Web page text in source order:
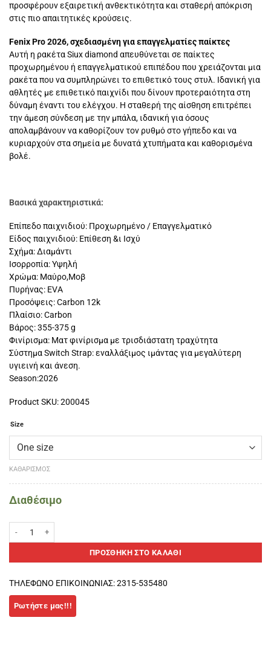
προσφέρουν εξαιρετική ανθεκτικότητα και σταθερή απόκριση
στις πιο απαιτητικές κρούσεις.
Fenix ​​Pro 2026, σχεδιασμένη για επαγγελματίες παίκτες
Αυτή η ρακέτα Siux diamond απευθύνεται σε παίκτες
προχωρημένου ή επαγγελματικού επιπέδου που χρειάζονται μια
ρακέτα που να συμπληρώνει το επιθετικό τους στυλ. Ιδανική για
αθλητές με επιθετικό παιχνίδι που δίνουν προτεραιότητα στη
δύναμη έναντι του ελέγχου. Η σταθερή της αίσθηση επιτρέπει
την άμεση σύνδεση με την μπάλα, ιδανική για όσους
απολαμβάνουν να καθορίζουν τον ρυθμό στο γήπεδο και να
κυριαρχούν στα σημεία με δυνατά χτυπήματα και καθορισμένα
βολέ.
Βασικά χαρακτηριστικά:
Επίπεδο παιχνιδιού: Προχωρημένο / Επαγγελματικό
Είδος παιχνιδιού: Επίθεση &ι Ισχύ
Σχήμα: Διαμάντι
Ισορροπία: Υψηλή
Χρώμα: Μαύρο,Μοβ
Πυρήνας: EVA
Προσόψεις: Carbon 12k
Πλαίσιο: Carbon
Βάρος: 355-375 g
Φινίρισμα: Ματ φινίρισμα με τρισδιάστατη τραχύτητα
Σύστημα Switch Strap: εναλλάξιμος ιμάντας για μεγαλύτερη
υγιεινή και άνεση.
Season:2026
Product SKU: 200045
Size
ΚΑΘΑΡΙΣΜΌΣ
Διαθέσιμο
ΠΡΟΣΘΉΚΗ ΣΤΟ ΚΑΛΆΘΙ
ΤΗΛΕΦΩΝΟ ΕΠΙΚΟΙΝΩΝΙΑΣ: 2315-535480